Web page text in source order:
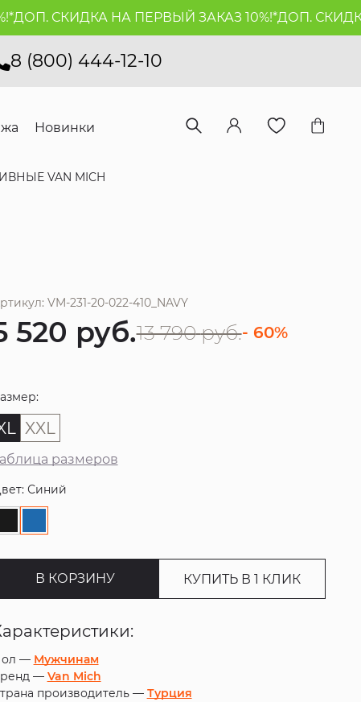
СКИДКА НА ПЕРВЫЙ ЗАКАЗ 10%!*ДОП. СКИДКА
8 (800) 444-12-10
Новинки
VAN MICH
VM-231-20-022-410_NAVY
520 руб.13 790 руб.- 60%
XXL
размеров
Синий
В КОРЗИНУ КУПИТЬ В 1 КЛИК
— Мужчинам
— Van Mich
производитель — Турция